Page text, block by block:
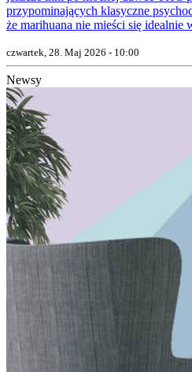
przypominających klasyczne
że marihuana nie mieści się idealnie
czwartek, 28. Maj 2026 - 10:00
Newsy